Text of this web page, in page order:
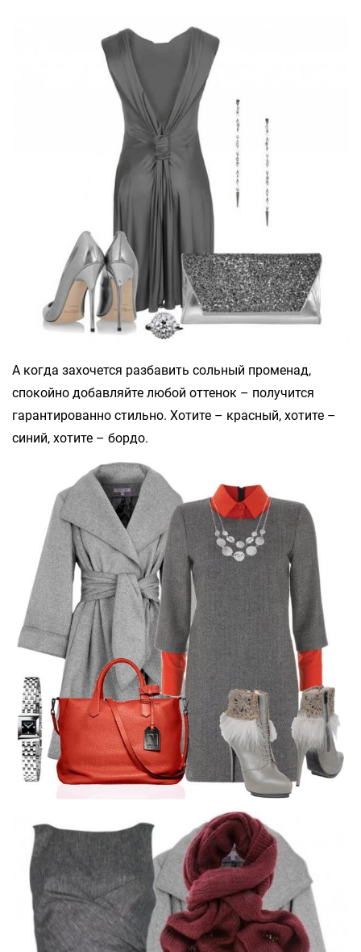
А когда захочется разбавить сольный променад,
спокойно добавляйте любой оттенок – получится
гарантированно стильно. Хотите – красный, хотите –
синий, хотите – бордо.